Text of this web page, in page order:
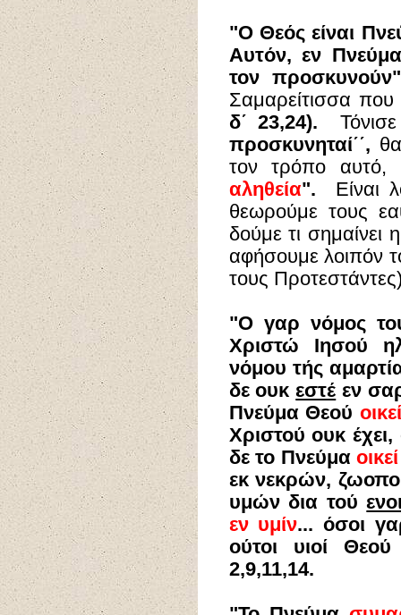
"Ο Θεός είναι
Αυτόν, εν
τον
Σαμαρείτισσα
δ΄ 23,24).
προσκυνηταί΄΄,
τον τρόπο
αληθεία". Είναι
θεωρούμε τους
δούμε τι
αφήσουμε λοιπόν
τους
"Ο γαρ νόμος
Χριστώ Ιησού
νόμου τής
δε ουκεστέ εν
Πνεύμα Θεού
Χριστού ουκ
δε το Πνεύμα
εκ νεκρών,
υμών δια τού
εν υμίν... όσοι
ούτοι υιοί
2,9,11,14.